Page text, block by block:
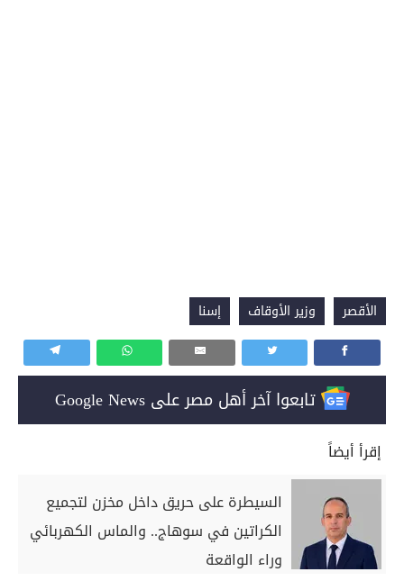
الأقصر وزير الأوقاف إسنا
تابعوا آخر أهل مصر على Google News
إقرأ أيضاً
السيطرة على حريق داخل مخزن لتجميع
الكراتين في سوهاج.. والماس الكهربائي
وراء الواقعة